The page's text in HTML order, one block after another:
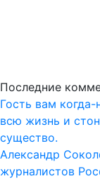
Последние
Гость вам
всю жизнь и
существо.
Александр
журналистов